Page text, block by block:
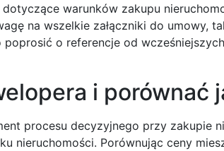
warunków zakupu
na wszelkie załączniki do umowy,
o referencje od
i porównać
procesu decyzyjnego przy zakupie
nieruchomości. Porównując ceny